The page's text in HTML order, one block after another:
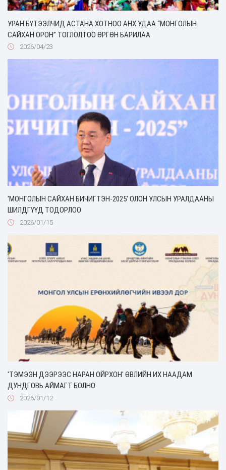
УРАН БҮТЭЭЛЧИД АСТАНА ХОТНОО АНХ УДАА “МОНГОЛЫН
САЙХАН ОРОН” ТОГЛОЛТОО ӨРГӨН БАРИЛАА
2026/04/23
'МОНГОЛЫН САЙХАН БИЧИГТЭН-2025' ОЛОН УЛСЫН УРАЛДААНЫ
ШИЛДГҮҮД ТОДОРЛОО
2026/01/15
'ТЭМЭЭН ДЭЭРЭЭС НАРАН ОЙРХОН' ӨВЛИЙН ИХ НААДАМ
ДУНДГОВЬ АЙМАГТ БОЛНО
2026/01/12